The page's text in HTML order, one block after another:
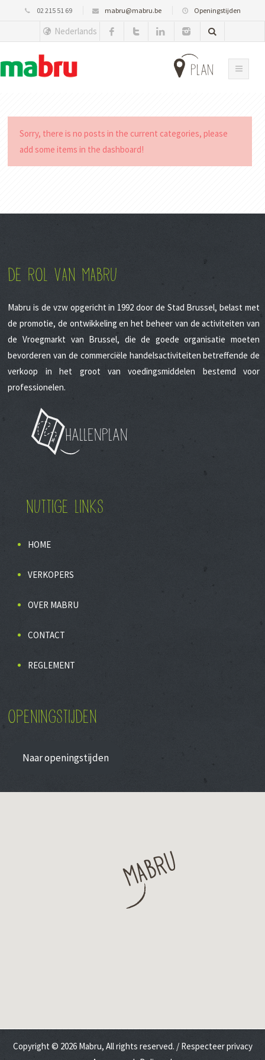
02 215 51 69 mabru@mabru.be Openingstijden
Nederlands
plan
Sorry, there is no posts in the current categories, please
add some items in the dashboard!
DE ROL VAN MABRU
Mabru is de vzw opgericht in 1992 door de Stad Brussel, belast met
de promotie, de ontwikkeling en het beheer van de activiteiten van
de Vroegmarkt van Brussel, die de goede organisatie moeten
bevorderen van de commerciële handelsactiviteiten betreffende de
verkoop in het groot van voedingsmiddelen bestemd voor
professionelen.
Hallenplan
NUTTIGE LINKS
HOME
VERKOPERS
OVER MABRU
CONTACT
REGLEMENT
OPENINGSTIJDEN
Naar openingstijden
Copyright © 2026 Mabru, All rights reserved. / Respecteer privacy